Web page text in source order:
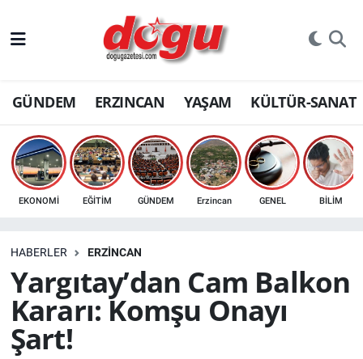
GÜNDEM ERZINCAN YAŞAM KÜLTÜR-SANAT
EKONOMİ EĞİTİM GÜNDEM Erzincan GENEL BİLİM
HABERLER ERZINCAN
Yargıtay’dan Cam Balkon
Kararı: Komşu Onayı
Şart!
ERZINCAN
GÜNDEM
ERZİNCAN FOTOĞRAFLARI
SAĞLIK
Bilim, teknoloji
GENEL